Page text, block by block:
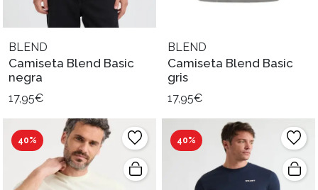
BLEND
Camiseta Blend Basic
negra
17,95€
BLEND
Camiseta Blend Basic
gris
17,95€
40% 40%